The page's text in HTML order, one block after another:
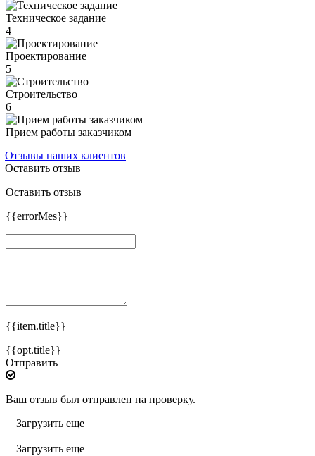
Техническое задание
4
Проектирование
5
Строительство
6
Прием работы заказчиком
Отзывы наших клиентов
Оставить отзыв
Оставить отзыв
{{errorMes}}
{{item.title}}
{{opt.title}}
Отправить
Ваш отзыв был отправлен на проверку.
Загрузить еще
Загрузить еще